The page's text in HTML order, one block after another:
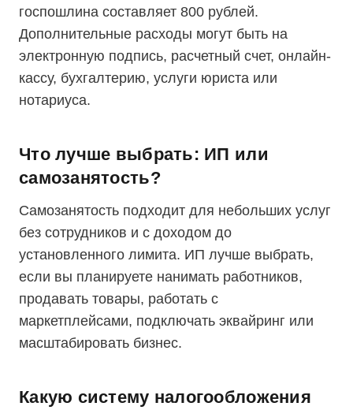
госпошлина составляет 800 рублей.
Дополнительные расходы могут быть на
электронную подпись, расчетный счет, онлайн-
кассу, бухгалтерию, услуги юриста или
нотариуса.
Что лучше выбрать: ИП или
самозанятость?
Самозанятость подходит для небольших услуг
без сотрудников и с доходом до
установленного лимита. ИП лучше выбрать,
если вы планируете нанимать работников,
продавать товары, работать с
маркетплейсами, подключать эквайринг или
масштабировать бизнес.
Какую систему налогообложения